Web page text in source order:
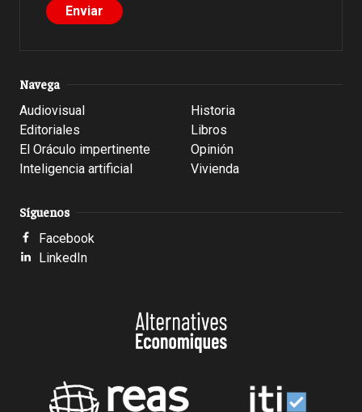
Navega
Audiovisual
Editoriales
El Oráculo impertinente
Inteligencia artificial
Historia
Libros
Opinión
Vivienda
Síguenos
Facebook
LinkedIn